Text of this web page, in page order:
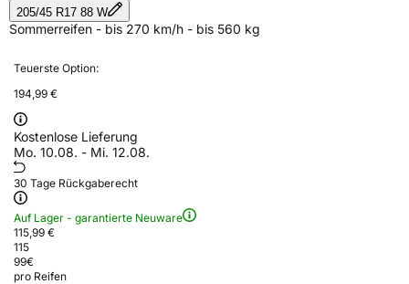
205/45 R17 88 W
Sommerreifen - bis 270 km/h - bis 560 kg
Teuerste Option:
194,99 €
Kostenlose Lieferung
Mo. 10.08. - Mi. 12.08.
30 Tage Rückgaberecht
Auf Lager - garantierte Neuware
115,99 €
115
99€
pro Reifen